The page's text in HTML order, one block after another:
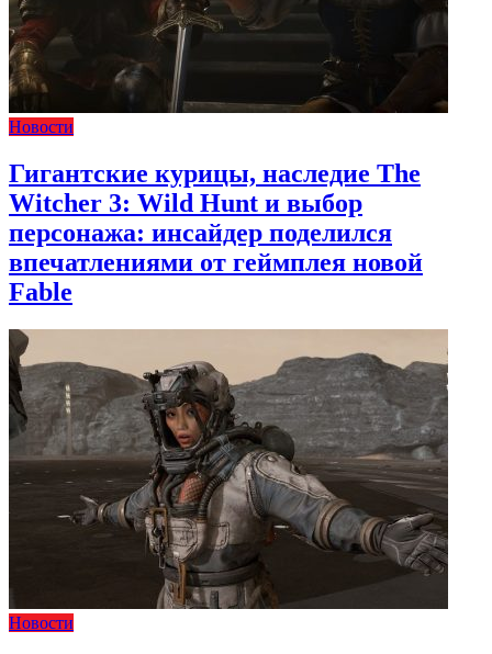
Новости
Гигантские курицы, наследие The
Witcher 3: Wild Hunt и выбор
персонажа: инсайдер поделился
впечатлениями от геймплея новой
Fable
Новости